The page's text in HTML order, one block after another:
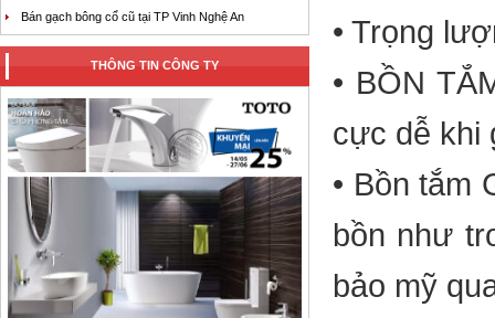
Bán gạch bông cổ cũ tại TP Vinh Nghệ An
THÔNG TIN CÔNG TY
• Trọng
• BỒN
cực dễ khi
• Bồn tắm
bồn như
bảo mỹ